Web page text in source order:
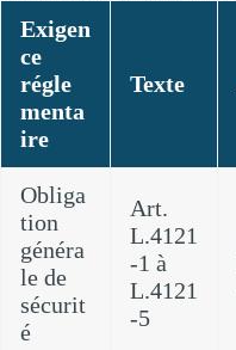
Exigen
ce
régle
menta
ire
Texte
Obliga
tion
généra
le de
sécurit
é
Art.
L.4121
-1 à
L.4121
-5